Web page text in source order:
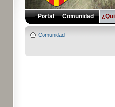
Portal Comunidad
Comunidad